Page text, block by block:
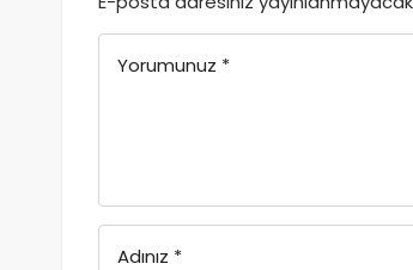
Yorumunuz *
Adınız *